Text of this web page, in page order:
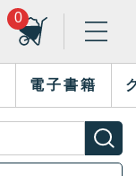
0
電子書籍